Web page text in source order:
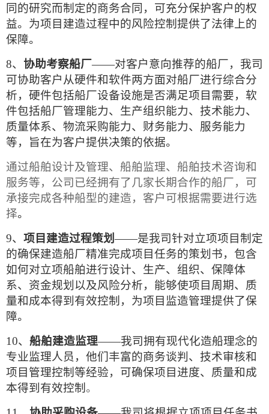
同的研究而制定的商务合同，可充分保护客户的权
益。为项目建造过程中的风险控制提供了法律上的
保障。
8、 协助考察船厂——对客户意向推荐的船厂，我司
可协助客户从硬件和软件两方面对船厂进行综合分
析，硬件包括船厂设备设施是否满足项目需要，软
件包括船厂管理能力、生产组织能力、技术能力、
质量体系、物流采购能力、财务能力、服务能力
等，旨在为客户提供决策的依据。
通过船舶设计及管理、船舶监理、船舶技术咨询和
服务等，公司已经拥有了几家长期合作的船厂，可
承接完成各种船型的建造，客户可根据需要进行选
择。
9、 项目建造过程策划——是我司针对立项项目制定
的确保建造船厂精准完成项目任务的策划书，包含
如何对立项船舶进行设计、生产、组织、保障体
系、资金规划以及风险分析，能够使项目周期、质
量和成本得到有效控制，为项目监造管理提供了保
障。
10、 船舶建造监理——我司拥有现代化造船理念的
专业监理人员，他们丰富的商务谈判、技术审核和
项目管理控制等经验，可确保项目进度、质量和成
本得到有效控制 。